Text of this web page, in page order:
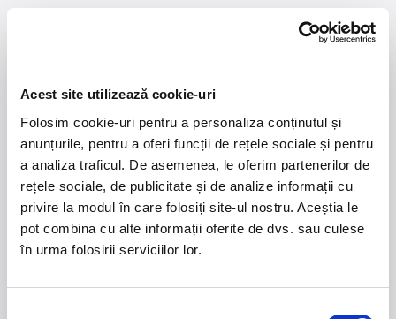
Acest site utilizează cookie-uri
Folosim cookie-uri pentru a personaliza conținutul și
anunțurile, pentru a oferi funcții de rețele sociale și pentru
a analiza traficul. De asemenea, le oferim partenerilor de
rețele sociale, de publicitate și de analize informații cu
privire la modul în care folosiți site-ul nostru. Aceștia le
pot combina cu alte informații oferite de dvs. sau culese
în urma folosirii serviciilor lor.
Plaja La Nueva Cucaracha, Mamaia Sala Palatului, Bucuresti
7 - 9 august 2026
Summer Well 2026
Domeniul Stirbey Voda, Buftea
MASTERS OF
CLASSIC
-